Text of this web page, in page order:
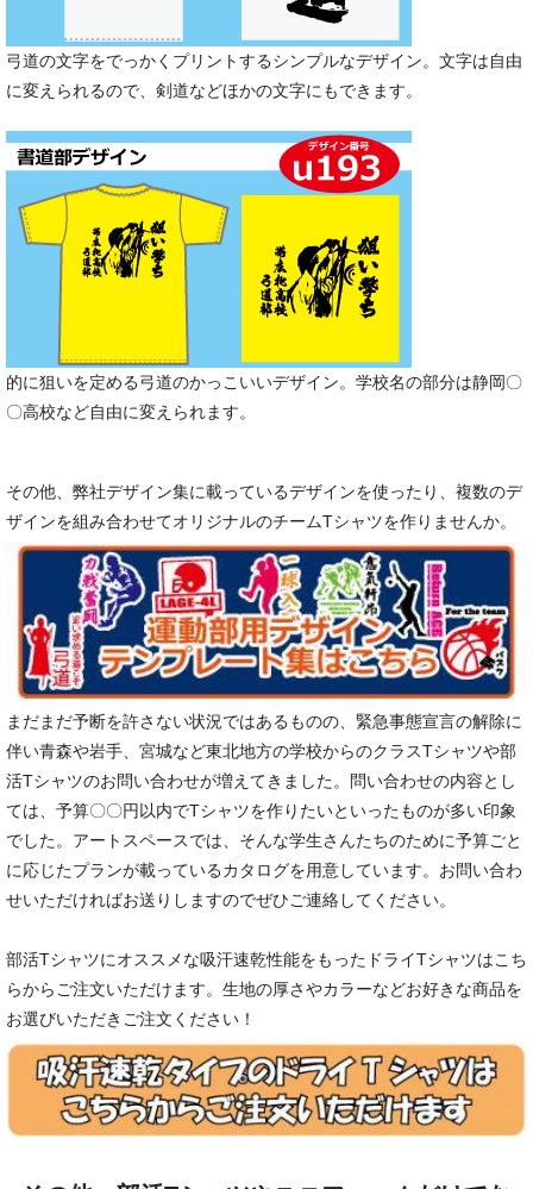
弓道の文字をでっかくプリントするシンプルなデザイン。文字は自由
に変えられるので、剣道などほかの文字にもできます。
的に狙いを定める弓道のかっこいいデザイン。学校名の部分は静岡〇
〇高校など自由に変えられます。
その他、弊社デザイン集に載っているデザインを使ったり、複数のデ
ザインを組み合わせてオリジナルのチームTシャツを作りませんか。
まだまだ予断を許さない状況ではあるものの、緊急事態宣言の解除に
伴い青森や岩手、宮城など東北地方の学校からのクラスTシャツや部
活Tシャツのお問い合わせが増えてきました。問い合わせの内容とし
ては、予算〇〇円以内でTシャツを作りたいといったものが多い印象
でした。アートスペースでは、そんな学生さんたちのために予算ごと
に応じたプランが載っているカタログを用意しています。お問い合わ
せいただければお送りしますのでぜひご連絡してください。
部活Tシャツにオススメな吸汗速乾性能をもったドライTシャツはこち
らからご注文いただけます。生地の厚さやカラーなどお好きな商品を
お選びいただきご注文ください！